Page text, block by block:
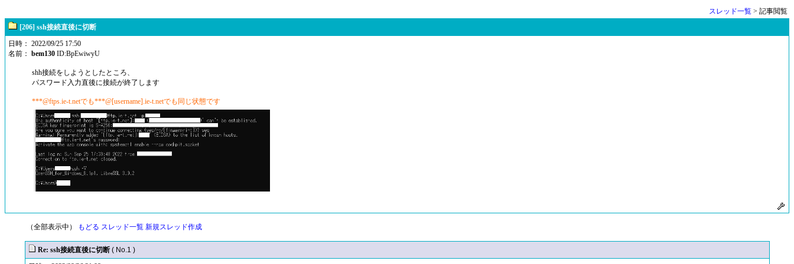
スレッド一覧 > 記事閲覧
[206] ssh接続直後に切断
日時： 2022/09/25 17:50
名前： bem130 ID:BpEwiwyU
shh接続をしようとしたところ、
パスワード入力直後に接続が終了します
***@ftps.ie-t.netでも***@[username].ie-t.netでも同じ状態です
（全部表示中） もどる スレッド一覧 新規スレッド作成
Re: ssh接続直後に切断 ( No.1 )